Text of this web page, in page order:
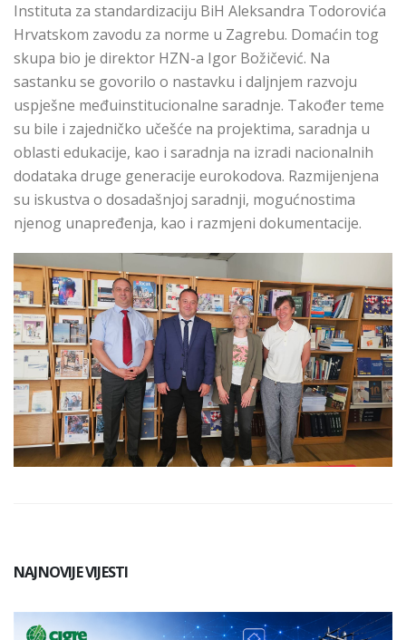
Instituta za standardizaciju BiH Aleksandra Todorovića
Hrvatskom zavodu za norme u Zagrebu. Domaćin tog
skupa bio je direktor HZN-a Igor Božičević. Na
sastanku se govorilo o nastavku i daljnjem razvoju
uspješne međuinstitucionalne saradnje. Također teme
su bile i zajedničko učešće na projektima, saradnja u
oblasti edukacije, kao i saradnja na izradi nacionalnih
dodataka druge generacije eurokodova. Razmijenjena
su iskustva o dosadašnjoj saradnji, mogućnostima
njenog unapređenja, kao i razmjeni dokumentacije.
NAJNOVIJE VIJESTI